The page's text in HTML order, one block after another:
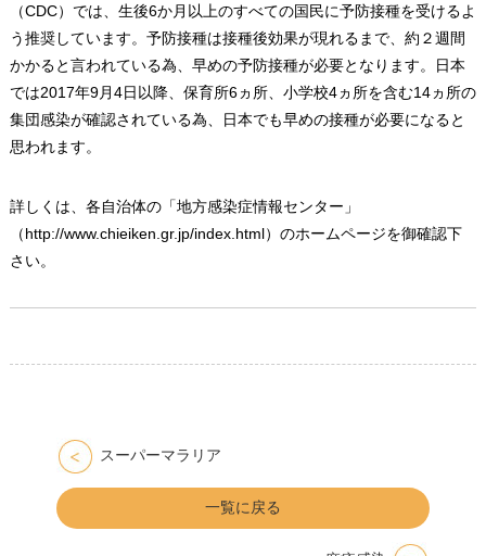
（CDC）では、生後6か月以上のすべての国民に予防接種を受けるよ
う推奨しています。予防接種は接種後効果が現れるまで、約２週間
かかると言われている為、早めの予防接種が必要となります。日本
では2017年9月4日以降、保育所6ヵ所、小学校4ヵ所を含む14ヵ所の
集団感染が確認されている為、日本でも早めの接種が必要になると
思われます。
詳しくは、各自治体の「地方感染症情報センター」
（http://www.chieiken.gr.jp/index.html）のホームページを御確認下
さい。
スーパーマラリア
一覧に戻る